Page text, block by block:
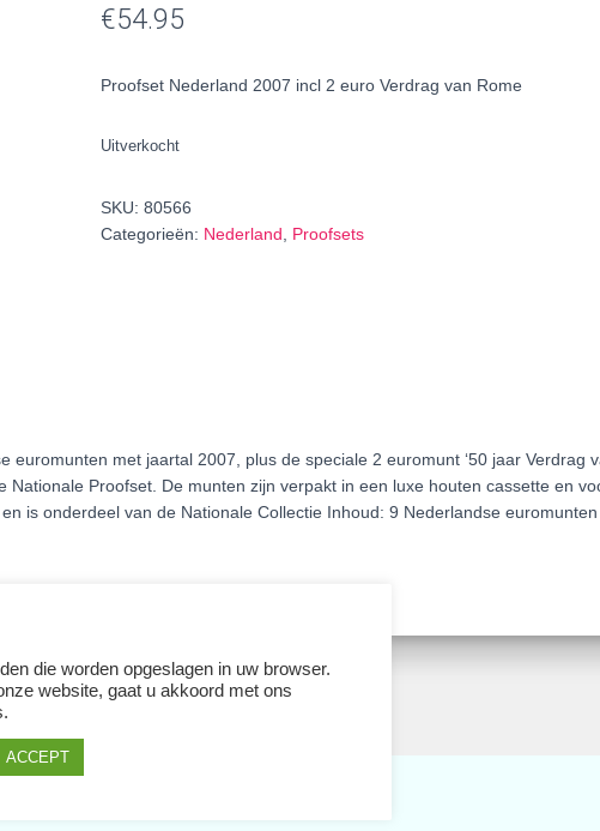
€54.95
Proofset Nederland 2007 incl 2 euro Verdrag van Rome
Uitverkocht
SKU: 80566
Categorieën: Nederland Proofsets
met jaartal 2007, plus de speciale 2 euromunt ‘50 jaar Verdrag
Proofset. De munten zijn verpakt in een luxe houten cassette en
is onderdeel van de Nationale Collectie Inhoud: 9 Nederlandse
producten
die worden opgeslagen in uw browser.
website, gaat u akkoord met ons
ACCEPT